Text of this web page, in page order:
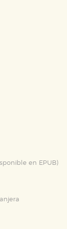
en EPUB)